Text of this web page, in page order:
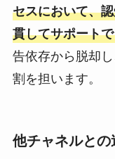
セスにおいて、
貫してサポート
告依存から脱却
割を担います。
他チャネルと